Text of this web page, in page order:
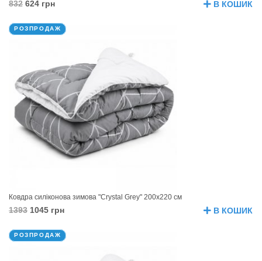
832 624 грн В КОШИК
РОЗПРОДАЖ
Ковдра силіконова зимова "Crystal Grey" 200х220 см
1393 1045 грн В КОШИК
РОЗПРОДАЖ